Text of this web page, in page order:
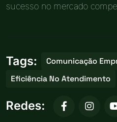
sucesso no mercado
Tags:
Comunicação
Eficiência No Atendimento
Redes: